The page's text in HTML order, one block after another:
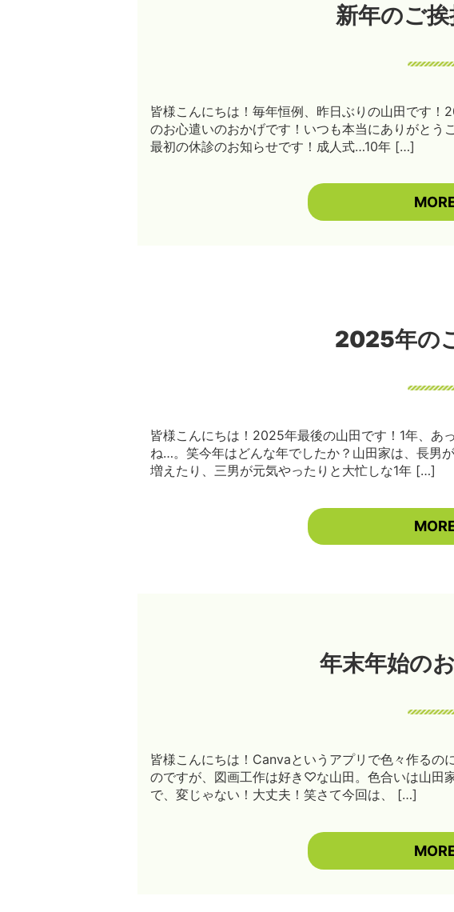
新年のご挨
皆様こんにちは！毎年恒例、昨日ぶりの山田です
のお心遣いのおかげです！いつも本当にありがと
最初の休診のお知らせです！成人式…10年 […]
2025年の
皆様こんにちは！2025年最後の山田です！1年、あ
ね…。笑今年はどんな年でしたか？山田家は、長男
増えたり、三男が元気やったりと大忙しな1年 […]
年末年始の
皆様こんにちは！Canvaというアプリで色々作るの
のですが、図画工作は好き♡な山田。色合いは山田
で、変じゃない！大丈夫！笑さて今回は、 […]